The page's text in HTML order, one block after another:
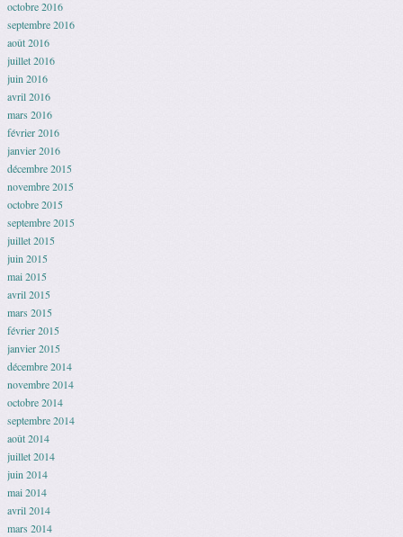
octobre 2016
septembre 2016
août 2016
juillet 2016
juin 2016
avril 2016
mars 2016
février 2016
janvier 2016
décembre 2015
novembre 2015
octobre 2015
septembre 2015
juillet 2015
juin 2015
mai 2015
avril 2015
mars 2015
février 2015
janvier 2015
décembre 2014
novembre 2014
octobre 2014
septembre 2014
août 2014
juillet 2014
juin 2014
mai 2014
avril 2014
mars 2014